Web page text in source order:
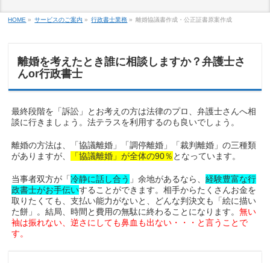
HOME » サービスのご案内 » 行政書士業務 » 離婚協議書作成・公正証書原案作成
離婚を考えたとき誰に相談しますか？弁護士さ
んor行政書士
最終段階を「訴訟」とお考えの方は法律のプロ、弁護士さんへ相
談に行きましょう。法テラスを利用するのも良いでしょう。
離婚の方法は、「協議離婚」「調停離婚」「裁判離婚」の三種類
がありますが
「協議離婚」が全体の90％ となっています。
当事者双方が「冷静に話し合う 」余地があるなら、経験豊富な行
政書士がお手伝いすることができます。相手からたくさんお金を
取りたくても、支払い能力がないと、どんな判決文も「絵に描い
た餅」。結局、時間と費用の無駄に終わることになります。無い
袖は振れない、逆さにしても鼻血も出ない・・・と言うことで
す。